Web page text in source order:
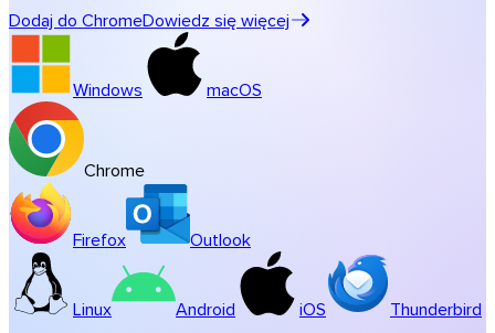
Dodaj do ChromeDowiedz się więcej
Windows macOS
Chrome
Firefox Outlook
Linux Android iOS
Thunderbird